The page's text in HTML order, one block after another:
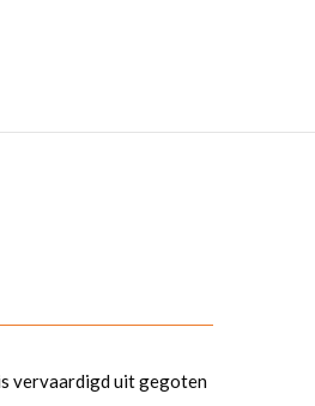
vervaardigd uit gegoten